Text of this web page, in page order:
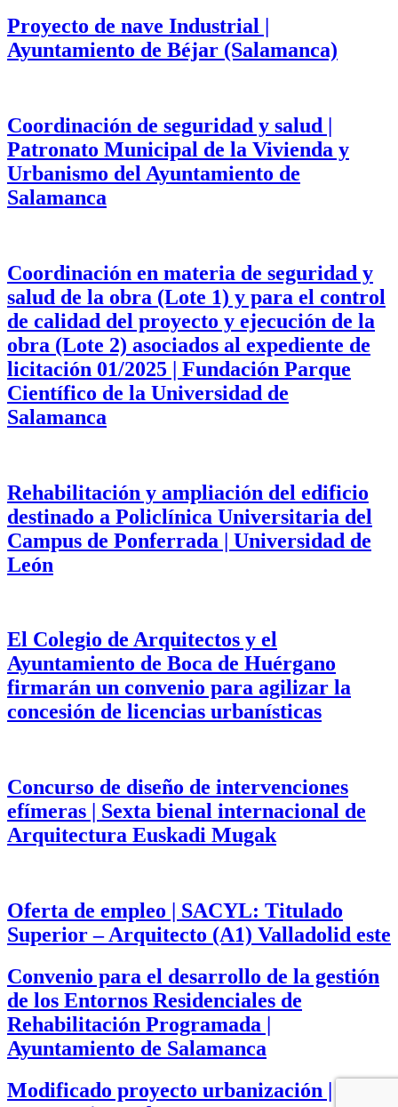
Proyecto de nave Industrial |
Ayuntamiento de Béjar (Salamanca)
Coordinación de seguridad y salud |
Patronato Municipal de la Vivienda y
Urbanismo del Ayuntamiento de
Salamanca
Coordinación en materia de seguridad y
salud de la obra (Lote 1) y para el control
de calidad del proyecto y ejecución de la
obra (Lote 2) asociados al expediente de
licitación 01/2025 | Fundación Parque
Científico de la Universidad de
Salamanca
Rehabilitación y ampliación del edificio
destinado a Policlínica Universitaria del
Campus de Ponferrada | Universidad de
León
El Colegio de Arquitectos y el
Ayuntamiento de Boca de Huérgano
firmarán un convenio para agilizar la
concesión de licencias urbanísticas
Concurso de diseño de intervenciones
efímeras | Sexta bienal internacional de
Arquitectura Euskadi Mugak
Oferta de empleo | SACYL: Titulado
Superior – Arquitecto (A1) Valladolid este
Convenio para el desarrollo de la gestión
de los Entornos Residenciales de
Rehabilitación Programada |
Ayuntamiento de Salamanca
Modificado proyecto urbanización |